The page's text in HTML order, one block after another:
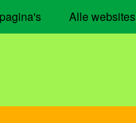
Alle websites